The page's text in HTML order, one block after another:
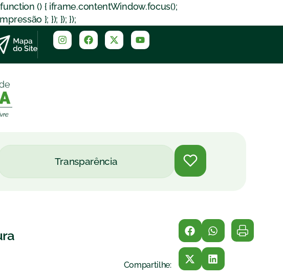
() { iframe.contentWindow.focus();
}; }); }); });
Transparência
Compartilhe: